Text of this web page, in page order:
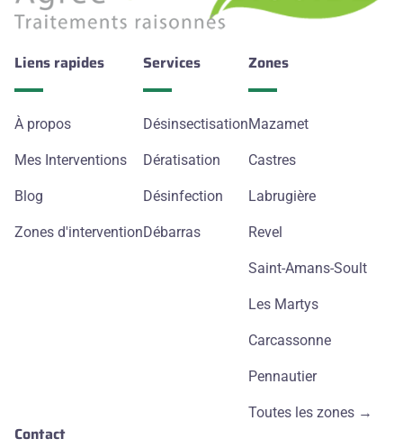
Liens rapides
À propos
Mes Interventions
Blog
Zones d'intervention
Services
Désinsectisation
Dératisation
Désinfection
Débarras
Zones
Mazamet
Castres
Labrugière
Revel
Saint-Amans-Soult
Les Martys
Carcassonne
Pennautier
Toutes les zones →
Contact